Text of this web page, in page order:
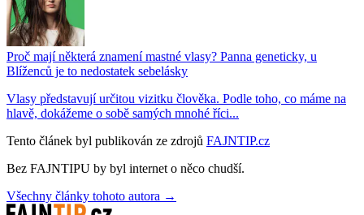
Proč mají některá znamení mastné vlasy? Panna geneticky, u
Blíženců je to nedostatek sebelásky
Vlasy představují určitou vizitku člověka. Podle toho, co máme na
hlavě, dokážeme o sobě samých mnohé říci...
Tento článek byl publikován ze zdrojů FAJNTIP.cz
Bez FAJNTIPU by byl internet o něco chudší.
Všechny články tohoto autora →